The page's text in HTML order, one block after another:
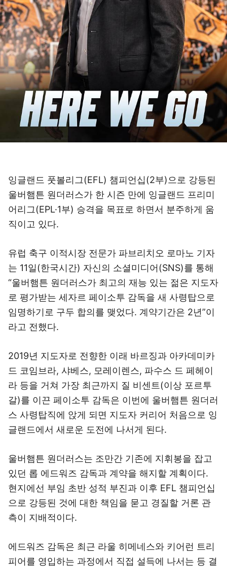
잉글랜드 풋볼리그(EFL) 챔피언십(2부)으로 강등된
울버햄튼 원더러스가 한 시즌 만에 잉글랜드 프리미
어리그(EPL·1부) 승격을 목표로 하면서 분주하게 움
직이고 있다.
유럽 축구 이적시장 전문가 파브리치오 로마노 기자
는 11일(한국시간) 자신의 소셜미디어(SNS)를 통해
“울버햄튼 원더러스가 최고의 재능 있는 젊은 지도자
로 평가받는 세자르 페이소투 감독을 새 사령탑으로
임명하기로 구두 합의를 맺었다. 계약기간은 2년”이
라고 전했다.
2019년 지도자로 전향한 이래 바르징과 아카데미카
드 코임브라, 샤베스, 모레이렌스, 파수스 드 페헤이
라 등을 거쳐 가장 최근까지 질 비센트(이상 포르투
갈)를 이끈 페이소투 감독은 이번에 울버햄튼 원더러
스 사령탑직에 앉게 되면 지도자 커리어 처음으로 잉
글랜드에서 새로운 도전에 나서게 된다.
울버햄튼 원더러스는 조만간 기존에 지휘봉을 잡고
있던 롭 에드워즈 감독과 계약을 해지할 계획이다.
현지에선 부임 초반 성적 부진과 이후 EFL 챔피언십
으로 강등된 것에 대한 책임을 묻고 경질할 거론 관
측이 지배적이다.
에드워즈 감독은 최근 라울 히메네스와 키어런 트리
피어를 영입하는 과정에서 직접 설득에 나서는 등 결